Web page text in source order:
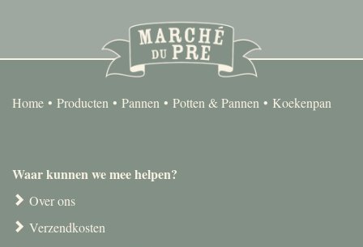
Home Producten Pannen Potten & Pannen Koekenpan
Waar kunnen we mee helpen?
Over ons
Verzendkosten